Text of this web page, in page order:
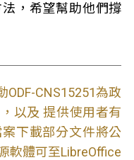
，希望幫助他們撐
ODF-CNS15251為政
以及 提供使用者有
下載部分文件將公
軟體可至LibreOffice